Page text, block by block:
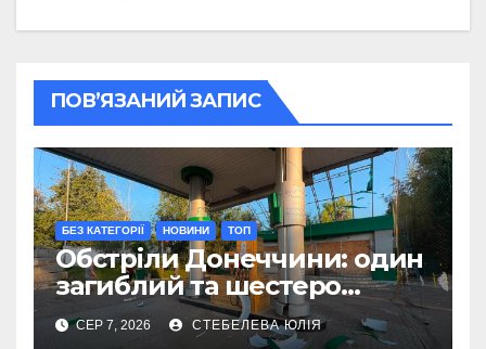
ПОВ’ЯЗАНИЙ ЗАПИС
БЕЗ КАТЕГОРІЇ НОВИНИ ТОП
Обстріли Донеччини: один
загиблий та шестеро
поранених за добу
СЕР 7, 2026 СТЕБЕЛЕВА ЮЛІЯ